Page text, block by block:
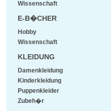
Wissenschaft
E-B�CHER
Hobby
Wissenschaft
KLEIDUNG
Damenkleidung
Kinderkleidung
Puppenkleider
Zubeh�r